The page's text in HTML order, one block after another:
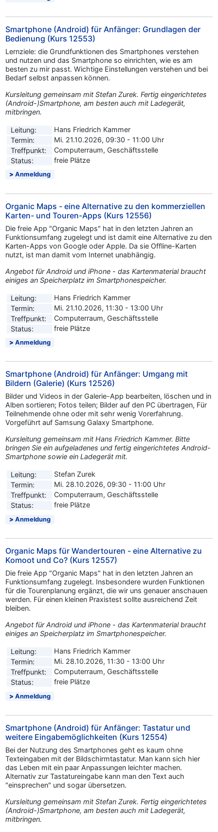
Smartphone (Android) für Anfänger: Grundlagen der
Bedienung (Kurs 12553)
Lernziele: die Grundfunktionen des Smartphones verstehen
und nutzen und das Smartphone so einrichten, wie es am
besten zu mir passt. Wichtige Einstellungen verstehen und bei
Bedarf selbst anpassen können.
Kursleitung gemeinsam mit Stefan Zurek. Fertig eingerichtetes
(Android-)Smartphone, am besten auch mit Ladegerät,
mitbringen.
Leitung:
Hans Friedrich Kammer
Termin:
Mi. 21.10.2026, 09:30 - 11:00 Uhr
Treffpunkt:
Computerraum, Geschäftsstelle
Status:
freie Plätze
Anmeldung
Organic Maps - eine Alternative zu den kommerziellen
Karten- und Touren-Apps (Kurs 12556)
Die freie App "Organic Maps" hat in den letzten Jahren an
Funktionsumfang zugelegt und ist damit eine Alternative zu den
Karten-Apps von Google oder Apple. Da sie Offline-Karten
nutzt, ist man damit vom Internet unabhängig.
Angebot für Android und iPhone - das Kartenmaterial braucht
einiges an Speicherplatz im Smartphonespeicher.
Leitung:
Hans Friedrich Kammer
Termin:
Mi. 21.10.2026, 11:30 - 13:00 Uhr
Treffpunkt:
Computerraum, Geschäftsstelle
Status:
freie Plätze
Anmeldung
Smartphone (Android) für Anfänger: Umgang mit
Bildern (Galerie) (Kurs 12526)
Bilder und Videos in der Galerie-App bearbeiten, löschen und in
Alben sortieren; Fotos teilen; Bilder auf den PC übertragen, Für
Teilnehmende ohne oder mit sehr wenig Vorerfahrung.
Vorgeführt auf Samsung Galaxy Smartphone.
Kursleitung gemeinsam mit Hans Friedrich Kammer. Bitte
bringen Sie ein aufgeladenes und fertig eingerichtetes Android-
Smartphone sowie ein Ladegerät mit.
Leitung:
Stefan Zurek
Termin:
Mi. 28.10.2026, 09:30 - 11:00 Uhr
Treffpunkt:
Computerraum, Geschäftsstelle
Status:
freie Plätze
Anmeldung
Organic Maps für Wandertouren - eine Alternative zu
Komoot und Co? (Kurs 12557)
Die freie App "Organic Maps" hat in den letzten Jahren an
Funktionsumfang zugelegt. Insbesondere wurden Funktionen
für die Tourenplanung ergänzt, die wir uns genauer anschauen
werden. Für einen kleinen Praxistest sollte ausreichend Zeit
bleiben.
Angebot für Android und iPhone - das Kartenmaterial braucht
einiges an Speicherplatz im Smartphonespeicher.
Leitung:
Hans Friedrich Kammer
Termin:
Mi. 28.10.2026, 11:30 - 13:00 Uhr
Treffpunkt:
Computerraum, Geschäftsstelle
Status:
freie Plätze
Anmeldung
Smartphone (Android) für Anfänger: Tastatur und
weitere Eingabemöglichkeiten (Kurs 12554)
Bei der Nutzung des Smartphones geht es kaum ohne
Texteingaben mit der Bildschirmtastatur. Man kann sich hier
das Leben mit ein paar Anpassungen leichter machen.
Alternativ zur Tastatureingabe kann man den Text auch
"einsprechen" und sogar übersetzen.
Kursleitung gemeinsam mit Stefan Zurek. Fertig eingerichtetes
(Android-)Smartphone, am besten auch mit Ladegerät,
mitbringen.